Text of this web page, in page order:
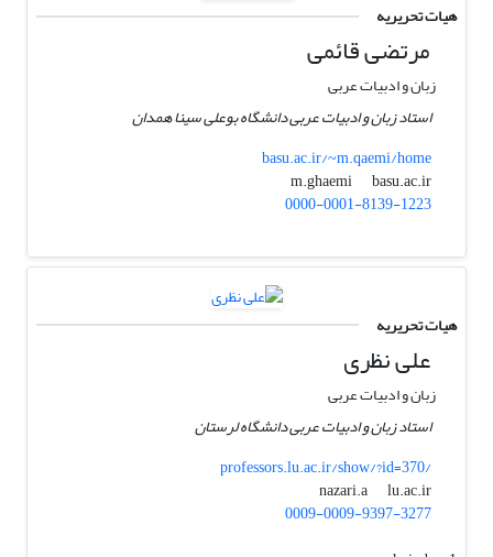
هیات تحریریه
مرتضی قائمی
زبان و ادبیات عربی
استاد زبان و ادبیات عربی دانشگاه بوعلی سینا همدان
basu.ac.ir/~m.qaemi/home
m.ghaemi
basu.ac.ir
0000-0001-8139-1223
هیات تحریریه
علی نظری
زبان و ادبیات عربی
استاد زبان و ادبیات عربی دانشگاه لرستان
professors.lu.ac.ir/show/?id=370/
nazari.a
lu.ac.ir
0009-0009-9397-3277